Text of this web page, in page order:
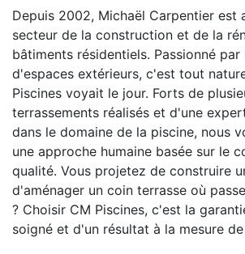
Depuis 2002, Michaël Carpentier est
secteur de la construction et de la
bâtiments résidentiels. Passionné par
d'espaces extérieurs, c'est tout
Piscines voyait le jour. Forts de
terrassements réalisés et d'une
dans le domaine de la piscine, nous
une approche humaine basée sur le
qualité. Vous projetez de construire
d'aménager un coin terrasse où
? Choisir CM Piscines, c'est la
soigné et d'un résultat à la mesure